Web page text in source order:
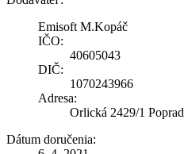
Emisoft M.Kopáč
IČO:
40605043
DIČ:
1070243966
Adresa:
Orlická 2429/1 Poprad
Dátum doručenia: